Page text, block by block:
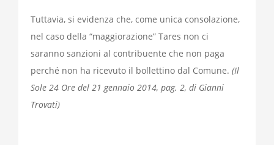
Tuttavia, si evidenza che, come unica consolazione,
nel caso della “maggiorazione” Tares non ci
saranno sanzioni al contribuente che non paga
perché non ha ricevuto il bollettino dal Comune. (Il
Sole 24 Ore del 21 gennaio 2014, pag. 2, di Gianni
Trovati)